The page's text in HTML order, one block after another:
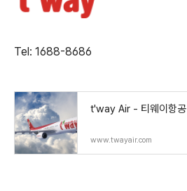
Tel: 1688-8686
t'way Air - 티웨이항공
www.twayair.com